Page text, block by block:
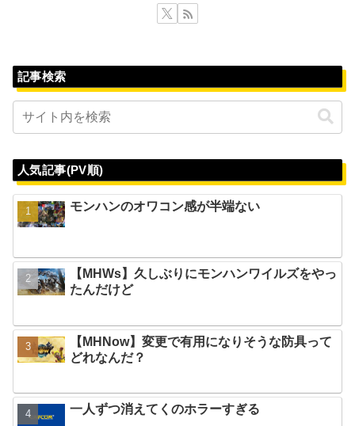
記事検索
人気記事(PV順)
モンハンのオワコン感が半端ない
【MHWs】久しぶりにモンハンワイルズをやっ
たんだけど
【MHNow】変更で有用になりそうな防具って
どれなんだ？
一人ずつ消えてくのホラーすぎる